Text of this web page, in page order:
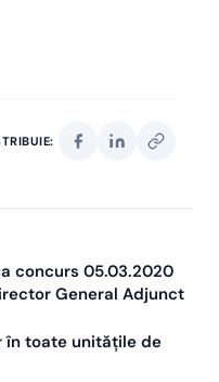
concurs 05.03.2020
General Adjunct
în toate unitățile de